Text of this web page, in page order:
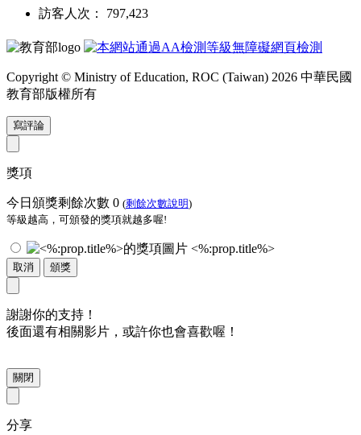
訪客人次： 797,423
Copyright © Ministry of Education, ROC (Taiwan) 2026 中華民國
教育部版權所有
寫評論
獎項
今日頒獎剩餘次數 0 (剩餘次數說明)
等級越高，可頒發的獎項就越多喔!
<%:prop.title%>
取消 頒獎
謝謝你的支持！
後面還有相關影片，或許你也會喜歡喔！
關閉
分享